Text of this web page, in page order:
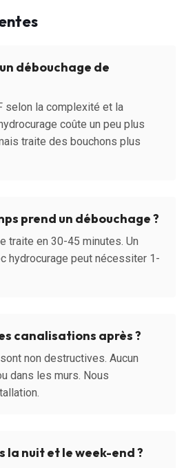
débouchage de
selon la complexité et la
coûte un peu plus
traite des bouchons plus
prend un débouchage ?
traite en 30-45 minutes. Un
hydrocurage peut nécessiter 1-
canalisations après ?
non destructives. Aucun
dans les murs. Nous
la nuit et le week-end ?